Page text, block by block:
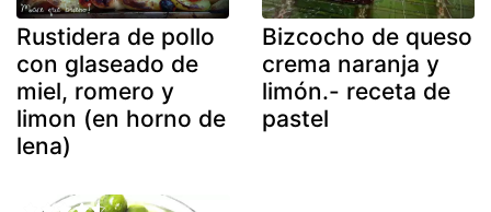
Rustidera de pollo
con glaseado de
miel, romero y
limon (en horno de
lena)
Bizcocho de queso
crema naranja y
limón.- receta de
pastel